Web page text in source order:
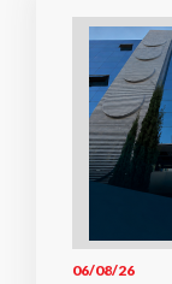
06/08/26